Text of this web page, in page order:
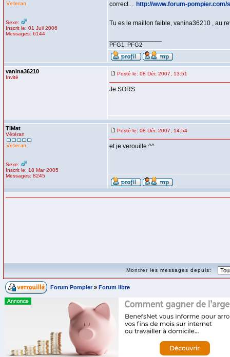
Sexe:
Inscrit le: 01 Juil 2006
Messages: 6144
correct.... http://www.forum-pompier.com/
Tu es le maillon faible, vanina36210 , au
PFG1, PFG2
vanina36210
Invité
Posté le: 08 Déc 2007, 13:51
Je SORS
TiMat
Vétéran
Sexe:
Inscrit le: 18 Mar 2005
Messages: 8245
Posté le: 08 Déc 2007, 14:54
et je verouille ^^
Montrer les messages depuis:
Forum Pompier » Forum libre